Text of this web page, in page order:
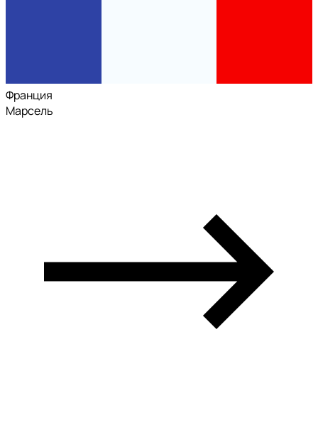
Франция
Марсель